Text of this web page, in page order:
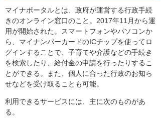
マイナポータルとは、政府が運営する行政手続
きのオンライン窓口のこと。2017年11月から運
用が開始された。スマートフォンやパソコンか
ら、マイナンバーカードのICチップを使ってロ
グインすることで、子育てや介護などの手続き
を検索したり、給付金の申請を行ったりするこ
とができる。また、個人に合った行政のお知ら
せなどを受け取ることも可能。
利用できるサービスには、主に次のものがあ
る。